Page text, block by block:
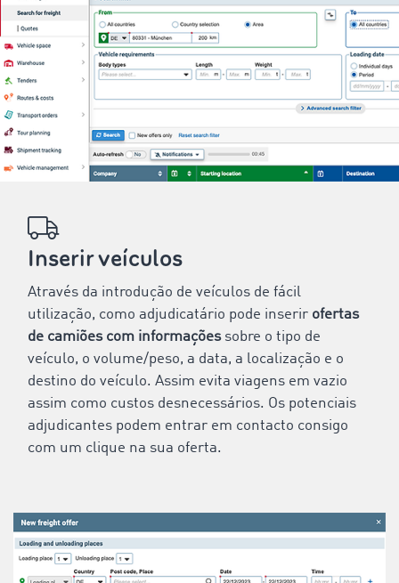
Inserir veículos
Através da introdução de veículos de fácil
utilização, como adjudicatário pode inserir ofertas
de camiões com informaçõessobre o tipo de
veículo, o volume/peso, a data, a localização e o
destino do veículo. Assim evita viagens em vazio
assim como custos desnecessários. Os potenciais
adjudicantes podem entrar em contacto consigo
com um clique na sua oferta.